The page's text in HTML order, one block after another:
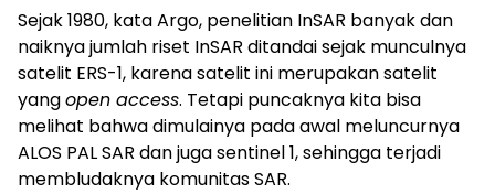
Sejak 1980, kata Argo, penelitian InSAR banyak dan
naiknya jumlah riset InSAR ditandai sejak munculnya
satelit ERS-1, karena satelit ini merupakan satelit
yangopen access. Tetapi puncaknya kita bisa
melihat bahwa dimulainya pada awal meluncurnya
ALOS PAL SAR dan juga sentinel 1, sehingga terjadi
membludaknya komunitas SAR.